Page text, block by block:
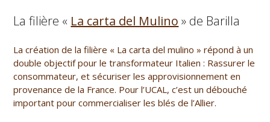
La filière « La carta del Mulino » de Barilla
La création de la filière « La carta del mulino » répond à un
double objectif pour le transformateur Italien : Rassurer le
consommateur, et sécuriser les approvisionnement en
provenance de la France. Pour l’UCAL, c’est un débouché
important pour commercialiser les blés de l’Allier.